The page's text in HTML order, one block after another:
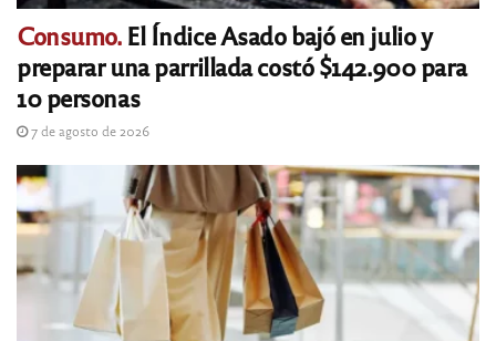
Consumo.El Índice Asado bajó en julio y
preparar una parrillada costó $142.900 para
10 personas
7 de agosto de 2026